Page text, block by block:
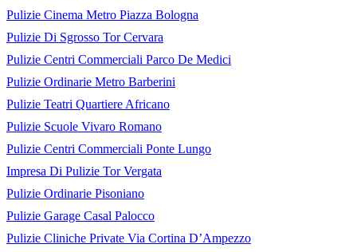
Pulizie Cinema Metro Piazza Bologna
Pulizie Di Sgrosso Tor Cervara
Pulizie Centri Commerciali Parco De Medici
Pulizie Ordinarie Metro Barberini
Pulizie Teatri Quartiere Africano
Pulizie Scuole Vivaro Romano
Pulizie Centri Commerciali Ponte Lungo
Impresa Di Pulizie Tor Vergata
Pulizie Ordinarie Pisoniano
Pulizie Garage Casal Palocco
Pulizie Cliniche Private Via Cortina D’Ampezzo